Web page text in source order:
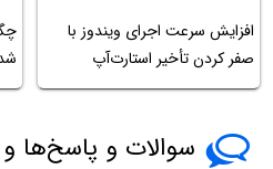
افزایش سرعت اجرای ویندوز با
صفر کردن تأخیر استارت‌آپ
سوالات و پاسخ‌ها و